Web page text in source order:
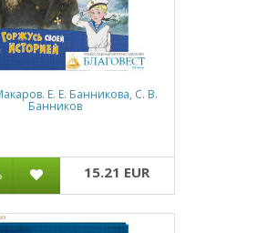
Е. Е. Банникова, С. В.
Банников
15.21 EUR